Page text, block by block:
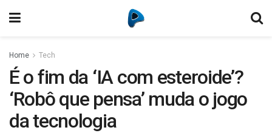
Home Tech
É o fim da ‘IA com esteroide’?
‘Robô que pensa’ muda o jogo
da tecnologia